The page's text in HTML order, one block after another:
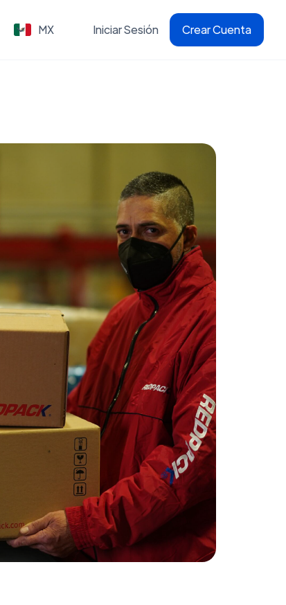
MX Iniciar Sesión Crear Cuenta